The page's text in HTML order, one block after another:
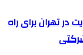
تهران برای راه